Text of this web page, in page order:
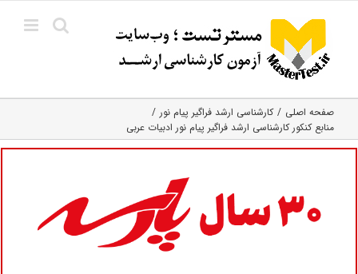
content
صفحه اصلی
کارشناسی ارشد فراگیر پیام نور
منابع کنکور کارشناسی ارشد فراگیر پیام نور ادبیات عربی